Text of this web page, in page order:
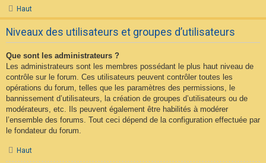
Haut
Niveaux des utilisateurs et groupes d’utilisateurs
Que sont les administrateurs ?
Les administrateurs sont les membres possédant le plus haut niveau de
contrôle sur le forum. Ces utilisateurs peuvent contrôler toutes les
opérations du forum, telles que les paramètres des permissions, le
bannissement d’utilisateurs, la création de groupes d’utilisateurs ou de
modérateurs, etc. Ils peuvent également être habilités à modérer
l’ensemble des forums. Tout ceci dépend de la configuration effectuée par
le fondateur du forum.
Haut